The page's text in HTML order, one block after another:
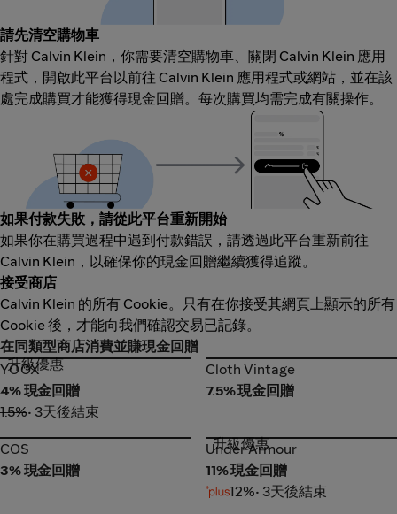
請先清空購物車
針對 Calvin Klein，你需要清空購物車、關閉 Calvin Klein 應用
程式，開啟此平台以前往 Calvin Klein 應用程式或網站，並在該
處完成購買才能獲得現金回贈。每次購買均需完成有關操作。
如果付款失敗，請從此平台重新開始
如果你在購買過程中遇到付款錯誤，請透過此平台重新前往
Calvin Klein，以確保你的現金回贈繼續獲得追蹤。
接受商店
Calvin Klein 的所有 Cookie。只有在你接受其網頁上顯示的所有
Cookie 後，才能向我們確認交易已記錄。
在同類型商店消費並賺現金回贈
YOOX
升級優惠
YOOX
4% 現金回贈
1.5%• 3天後結束
Cloth Vintage
Cloth Vintage
7.5% 現金回贈
COS
COS
3% 現金回贈
Under Armour
升級優惠
Under Armour
11% 現金回贈
12%• 3天後結束